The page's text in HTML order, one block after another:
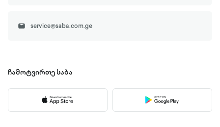
service@saba.com.ge
ჩამოტვირთე საბა